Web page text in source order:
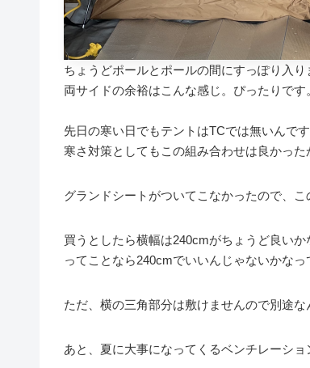
ちょうどポールとポールの間にすっぽり入
両サイドの余裕はこんな感じ。ぴったりです
先日の寒い日でもテントはTCでは無いんで
寒さ対策としてもこの組み合わせは良かった
グランドシートがついてこなかったので、
買うとしたら横幅は240cmがちょうど良い
ってことなら240cmでいいんじゃないかなっ
ただ、横の三角部分は敷けませんので別途な
あと、夏に大事になってくるベンチレーショ